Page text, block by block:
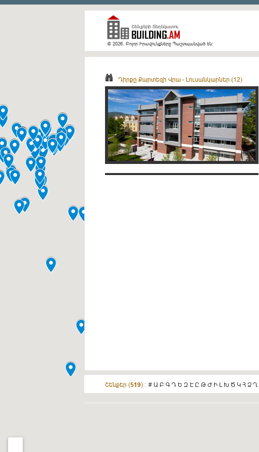
© 2026. Բոլոր Իրավունքները Պաշտպանված են։
Դիրքը Քարտեզի Վրա - Լուսանկարներ (12)
Շենքեր (519) : # Ա Բ Գ Դ Ե Զ Է Ը Թ Ժ Ի Լ Խ Ծ Կ Հ Ձ Ղ